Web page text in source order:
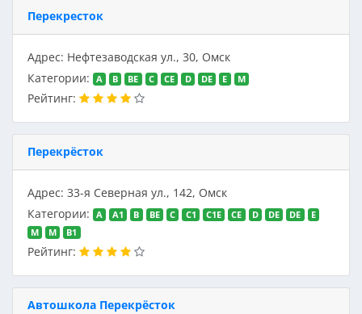
Перекресток
Адрес: Нефтезаводская ул., 30, Омск
Категории:
A B BE C CE D DE E M
Рейтинг:
Перекрёсток
Адрес: 33-я Северная ул., 142, Омск
Категории:
A A1 B BE C C1 C1E CE D DE DE
E
M
M В1
Рейтинг:
Автошкола Перекрёсток